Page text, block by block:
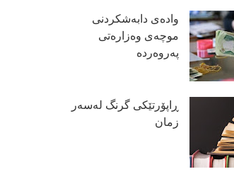
وادەی دابەشكردنی
موچەی وەزارەتی
پەروەردە
ڕاپۆرتێكی گرنگ لەسەر
زمان